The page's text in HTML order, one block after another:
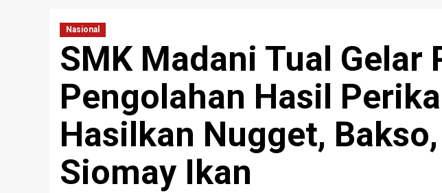
Nasional
SMK Madani Tual Gelar
Pengolahan Hasil
Hasilkan Nugget,
Siomay Ikan